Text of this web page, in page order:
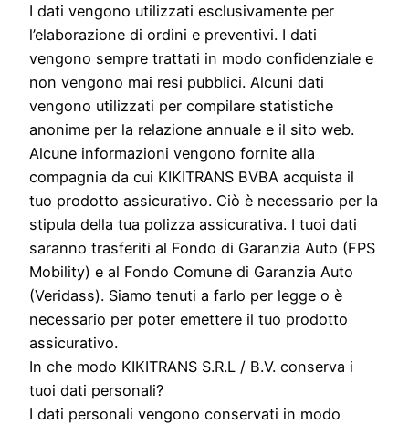
I dati vengono utilizzati esclusivamente per
l’elaborazione di ordini e preventivi. I dati
vengono sempre trattati in modo confidenziale e
non vengono mai resi pubblici. Alcuni dati
vengono utilizzati per compilare statistiche
anonime per la relazione annuale e il sito web.
Alcune informazioni vengono fornite alla
compagnia da cui KIKITRANS BVBA acquista il
tuo prodotto assicurativo. Ciò è necessario per la
stipula della tua polizza assicurativa. I tuoi dati
saranno trasferiti al Fondo di Garanzia Auto (FPS
Mobility) e al Fondo Comune di Garanzia Auto
(Veridass). Siamo tenuti a farlo per legge o è
necessario per poter emettere il tuo prodotto
assicurativo.
In che modo KIKITRANS S.R.L / B.V. conserva i
tuoi dati personali?
I dati personali vengono conservati in modo